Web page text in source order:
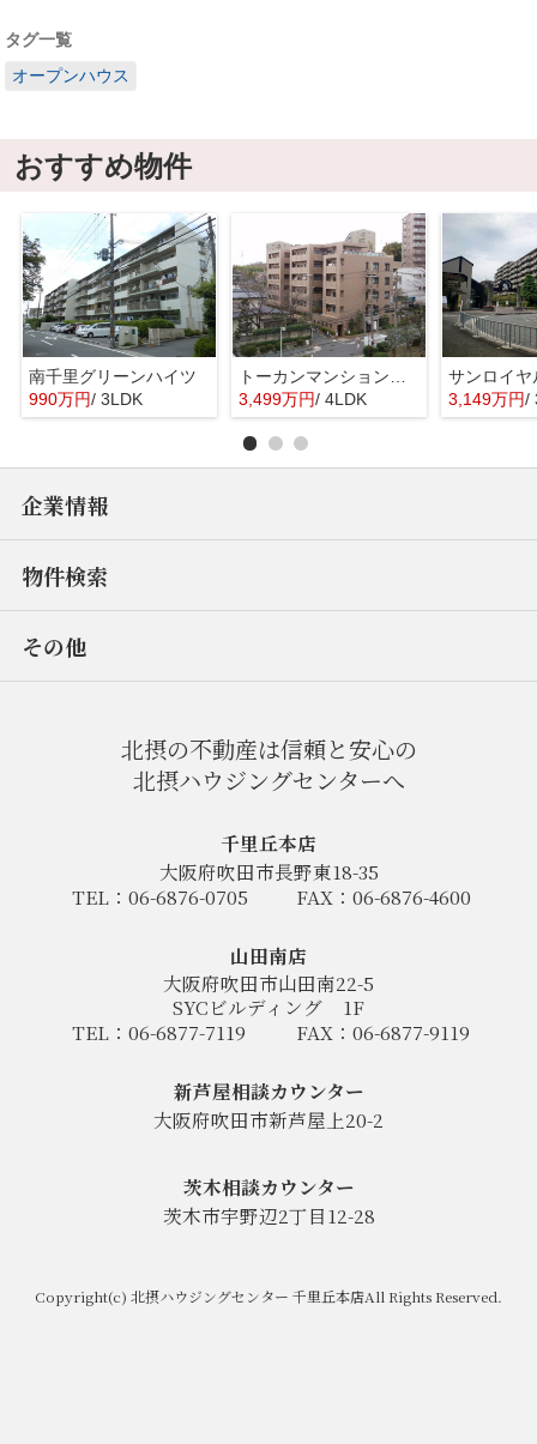
タグ一覧
オープンハウス
おすすめ物件
南千里グリーンハイツ
990万円/ 3LDK
3,499万円/ 4LDK 3,149万円/
企業情報
物件検索
その他
北摂の不動産は信頼と安心の
北摂ハウジングセンターへ
千里丘本店
大阪府吹田市長野東18-35
TEL：06-6876-0705
FAX：06-6876-4600
山田南店
大阪府吹田市山田南22-5
SYCビルディング
1F
TEL：06-6877-7119
FAX：06-6877-9119
新芦屋相談カウンター
大阪府吹田市新芦屋上20-2
茨木相談カウンター
茨木市宇野辺2丁目12-28
Copyright(c) 北摂ハウジングセンター 千里丘本店All Rights Reserved.